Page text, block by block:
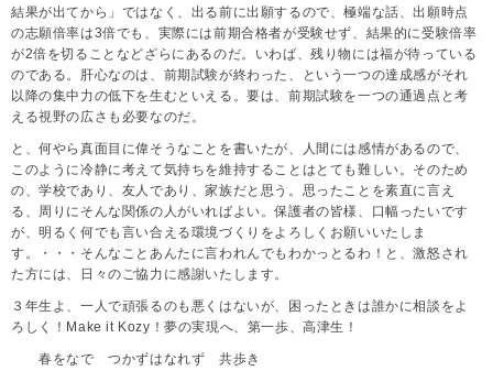
結果が出てから」ではなく、出る前に出願するので、極端な話、出願時点
の志願倍率は3倍でも、実際には前期合格者が受験せず、結果的に受験倍率
が2倍を切ることなどざらにあるのだ。いわば、残り物には福が待っている
のである。肝心なのは、前期試験が終わった、という一つの達成感がそれ
以降の集中力の低下を生むといえる。要は、前期試験を一つの通過点と考
える視野の広さも必要なのだ。
と、何やら真面目に偉そうなことを書いたが、人間には感情があるので、
このように冷静に考えて気持ちを維持することはとても難しい。そのため
の、学校であり、友人であり、家族だと思う。思ったことを素直に言え
る、周りにそんな関係の人がいればよい。保護者の皆様、口幅ったいです
が、明るく何でも言い合える環境づくりをよろしくお願いいたしま
す。・・・そんなことあんたに言われんでもわかっとるわ！と、激怒され
た方には、日々のご協力に感謝いたします。
３年生よ、一人で頑張るのも悪くはないが、困ったときは誰かに相談をよ
ろしく！Make it Kozy！夢の実現へ、第一歩、高津生！
春をなで つかずはなれず 共歩き